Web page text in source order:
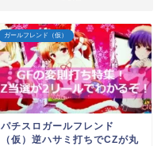
ガールフレンド（仮）
パチスロガールフレンド
（仮）逆ハサミ打ちでCZが丸